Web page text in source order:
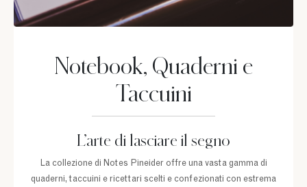
Notebook, Quaderni e
Taccuini
L’arte di lasciare il segno
La collezione di Notes Pineider offre una vasta gamma di
quaderni, taccuini e ricettari scelti e confezionati con estrema